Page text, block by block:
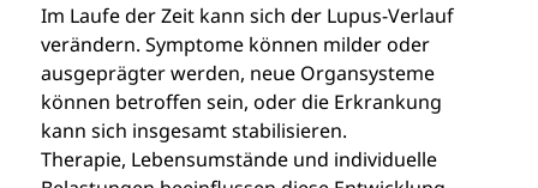
Im Laufe der Zeit kann sich der Lupus-Verlauf
verändern. Symptome können milder oder
ausgeprägter werden, neue Organsysteme
können betroffen sein, oder die Erkrankung
kann sich insgesamt stabilisieren.
Therapie, Lebensumstände und individuelle